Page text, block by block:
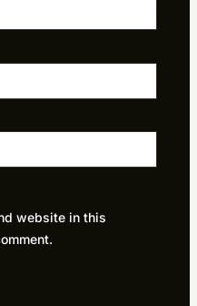
website in this